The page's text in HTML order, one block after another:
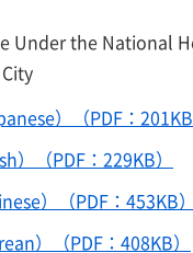
Under the National
）（PDF：201KB
）（PDF：229KB）
）（PDF：453KB）
）（PDF：408KB）